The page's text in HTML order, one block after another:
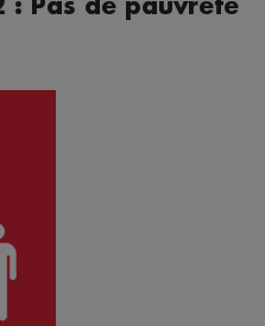
: Pas de pauvreté